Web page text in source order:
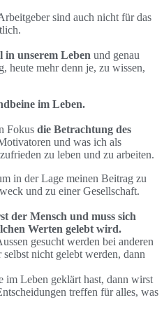
sind auch nicht für das
in unserem Leben und genau
heute mehr denn je, zu wissen,
im Leben.
Fokus die Betrachtung des
und was ich als
zu leben und zu arbeiten.
in der Lage meinen Beitrag zu
und zu einer Gesellschaft.
der Mensch und muss sich
Werten gelebt wird.
gesucht werden bei anderen
nicht gelebt werden, dann
im Leben geklärt hast, dann wirst
treffen für alles, was